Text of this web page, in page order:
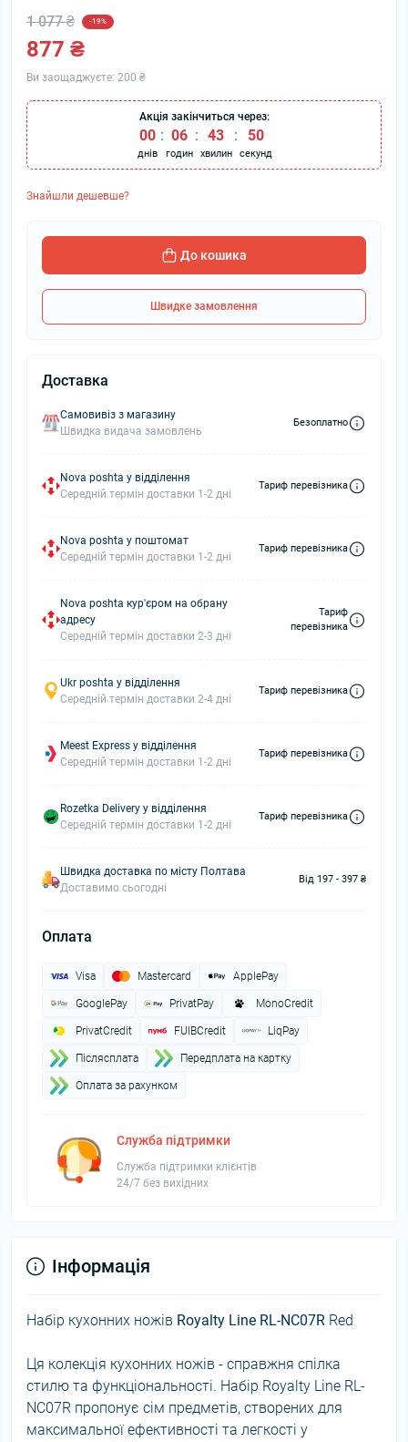
1 077 ₴ -19%
877 ₴
Ви заощаджуєте: 200 ₴
Акція закінчиться через:
00
днів
: 06
годин
: 43
хвилин
: 49
секунд
Знайшли дешевше?
До кошика
Швидке замовлення
Доставка
Самовивіз з магазину
Швидка видача замовлень
Безоплатно
Nova poshta у відділення
Середній термін доставки 1-2 дні
Тариф перевізника
Nova poshta у поштомат
Середній термін доставки 1-2 дні
Тариф перевізника
Nova poshta кур'єром на обрану
адресу
Середній термін доставки 2-3 дні
Тариф
перевізника
Ukr poshta у відділення
Середній термін доставки 2-4 дні
Тариф перевізника
Meest Express у відділення
Середній термін доставки 1-2 дні
Тариф перевізника
Rozetka Delivery у відділення
Середній термін доставки 1-2 дні
Тариф перевізника
Швидка доставка по місту Полтава
Доставимо сьогодні
Від 197 - 397 ₴
Оплата
Visa Mastercard ApplePay
GooglePay PrivatPay MonoCredit
PrivatCredit FUIBCredit LiqPay
Пiслясплата Передплата на картку
Оплата за рахунком
Служба підтримки
Служба підтримки клієнтів
24/7 без вихідних
Інформація
Набір кухонних ножів Royalty Line RL-NC07R Red
Ця колекція кухонних ножів - справжня спілка
стилю та функціональності. Набір Royalty Line RL-
NC07R пропонує сім предметів, створених для
максимальної ефективності та легкості у